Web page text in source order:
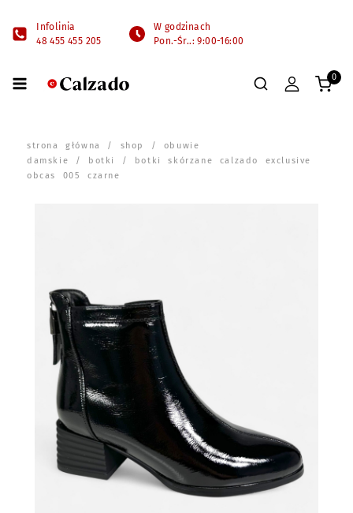
Infolinia
48 455 455 205
W godzinach
Pon.-Śr..: 9:00-16:00
0
strona główna / shop / obuwie
damskie / botki
/ botki skórzane calzado exclusive
obcas 005 czarne